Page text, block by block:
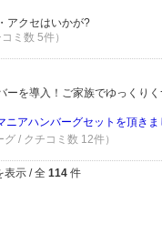
アクセはいかが?
ミ数 5件）
ーを導入！ご家族でゆっくり
ニアハンバーグセットを頂き
/ クチコミ数 12件）
表示 / 全 114 件